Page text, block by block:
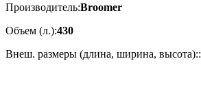
Производитель:Broomer
Объем (л.):430
Внеш. размеры (длина, ширина, высота)::